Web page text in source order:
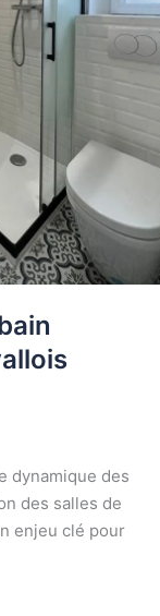
dynamique des
des salles de
enjeu clé pour